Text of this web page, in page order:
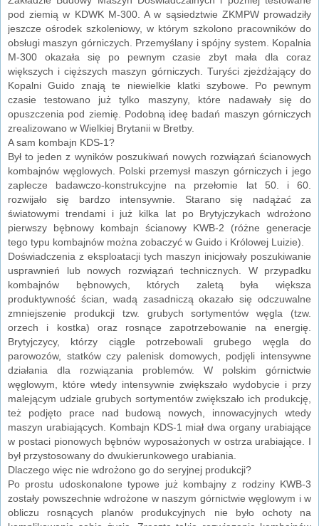
pod ziemią w KDWK M-300. A w sąsiedztwie ZKMPW prowadziły
jeszcze ośrodek szkoleniowy, w którym szkolono pracowników do
obsługi maszyn górniczych. Przemyślany i spójny system. Kopalnia
M-300 okazała się po pewnym czasie zbyt mała dla coraz
większych i cięższych maszyn górniczych. Turyści zjeżdżający do
Kopalni Guido znają te niewielkie klatki szybowe. Po pewnym
czasie testowano już tylko maszyny, które nadawały się do
opuszczenia pod ziemię. Podobną ideę badań maszyn górniczych
zrealizowano w Wielkiej Brytanii w Bretby.
A sam kombajn KDS-1?
Był to jeden z wyników poszukiwań nowych rozwiązań ścianowych
kombajnów węglowych. Polski przemysł maszyn górniczych i jego
zaplecze badawczo-konstrukcyjne na przełomie lat 50. i 60.
rozwijało się bardzo intensywnie. Starano się nadążać za
światowymi trendami i już kilka lat po Brytyjczykach wdrożono
pierwszy bębnowy kombajn ścianowy KWB-2 (różne generacje
tego typu kombajnów można zobaczyć w Guido i Królowej Luizie).
Doświadczenia z eksploatacji tych maszyn inicjowały poszukiwanie
usprawnień lub nowych rozwiązań technicznych. W przypadku
kombajnów bębnowych, których zaletą była większa
produktywność ścian, wadą zasadniczą okazało się odczuwalne
zmniejszenie produkcji tzw. grubych sortymentów węgla (tzw.
orzech i kostka) oraz rosnące zapotrzebowanie na energię.
Brytyjczycy, którzy ciągle potrzebowali grubego węgla do
parowozów, statków czy palenisk domowych, podjęli intensywne
działania dla rozwiązania problemów. W polskim górnictwie
węglowym, które wtedy intensywnie zwiększało wydobycie i przy
malejącym udziale grubych sortymentów zwiększało ich produkcję,
też podjęto prace nad budową nowych, innowacyjnych wtedy
maszyn urabiających. Kombajn KDS-1 miał dwa organy urabiające
w postaci pionowych bębnów wyposażonych w ostrza urabiające. I
był przystosowany do dwukierunkowego urabiania.
Dlaczego więc nie wdrożono go do seryjnej produkcji?
Po prostu udoskonalone typowe już kombajny z rodziny KWB-3
zostały powszechnie wdrożone w naszym górnictwie węglowym i w
obliczu rosnących planów produkcyjnych nie było ochoty na